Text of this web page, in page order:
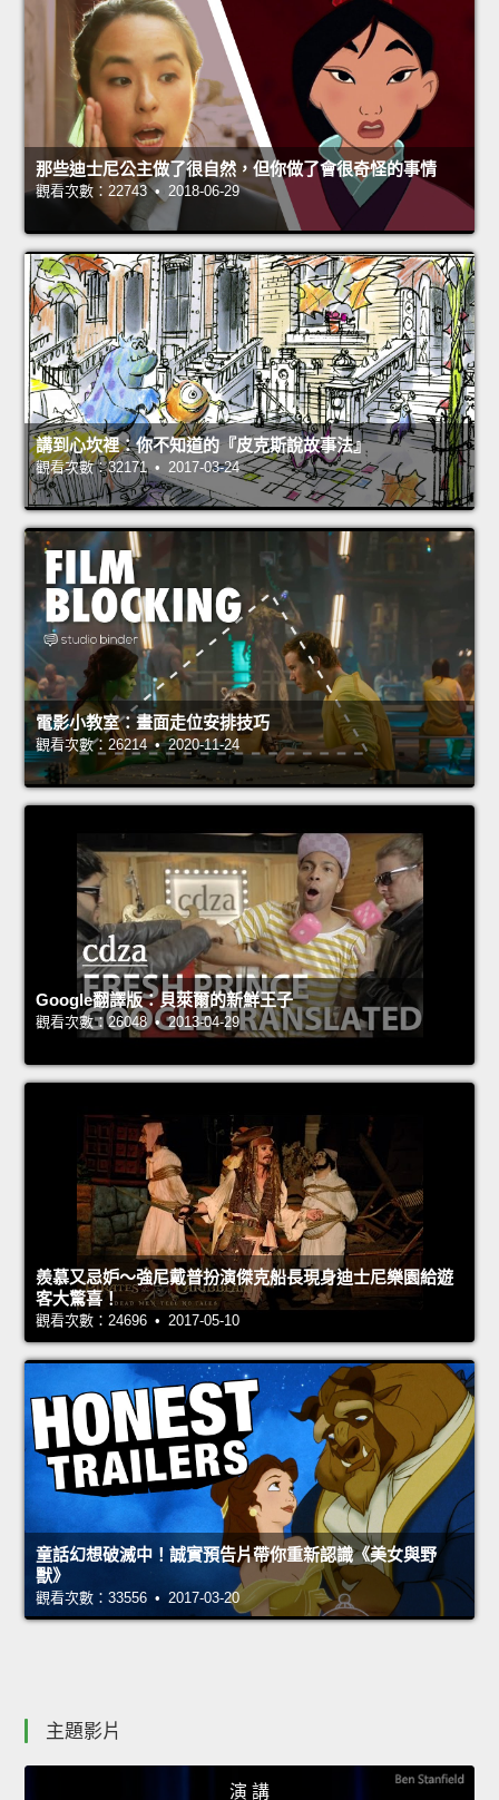
那些迪士尼公主做了很自然，但你做了會很奇怪的事情
觀看次數：22743 • 2018-06-29
講到心坎裡：你不知道的『皮克斯說故事法』
觀看次數：32171 • 2017-03-24
電影小教室：畫面走位安排技巧
觀看次數：26214 • 2020-11-24
Google翻譯版：貝萊爾的新鮮王子
觀看次數：26048 • 2013-04-29
羨慕又忌妒～強尼戴普扮演傑克船長現身迪士尼樂園給遊
客大驚喜！
觀看次數：24696 • 2017-05-10
童話幻想破滅中！誠實預告片帶你重新認識《美女與野
獸》
觀看次數：33556 • 2017-03-20
主題影片
演 講